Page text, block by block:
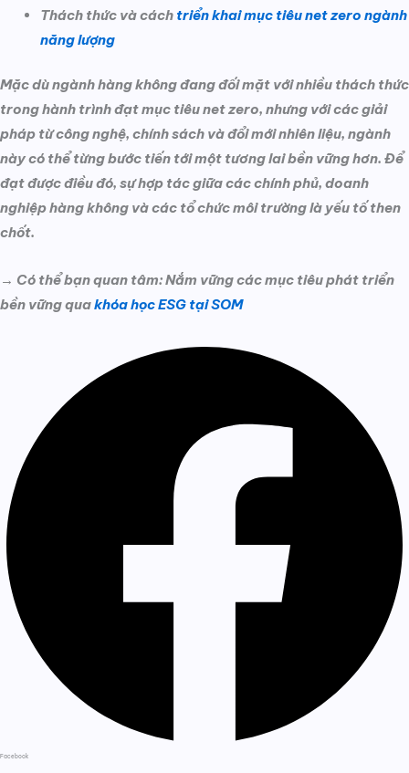
Thách thức và cách triển khai mục tiêu net zero ngành
năng lượng
Mặc dù ngành hàng không đang đối mặt với nhiều thách thức
trong hành trình đạt mục tiêu net zero, nhưng với các giải
pháp từ công nghệ, chính sách và đổi mới nhiên liệu, ngành
này có thể từng bước tiến tới một tương lai bền vững hơn. Để
đạt được điều đó, sự hợp tác giữa các chính phủ, doanh
nghiệp hàng không và các tổ chức môi trường là yếu tố then
chốt.
→ Có thể bạn quan tâm: Nắm vững các mục tiêu phát triển
bền vững quakhóa học ESG tại SOM
Facebook